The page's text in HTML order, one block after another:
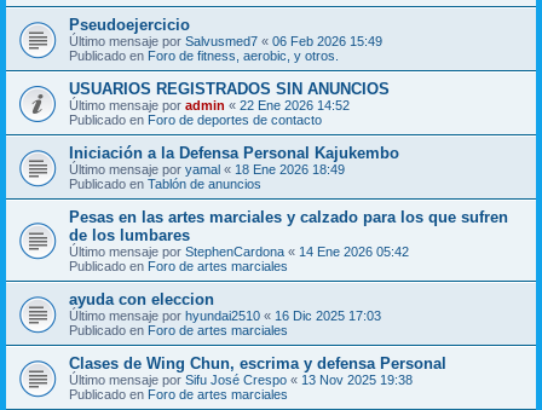
Pseudoejercicio
Último mensaje por Salvusmed7 « 06 Feb 2026 15:49
Publicado en Foro de fitness, aerobic, y otros.
USUARIOS REGISTRADOS SIN ANUNCIOS
Último mensaje por admin « 22 Ene 2026 14:52
Publicado en Foro de deportes de contacto
Iniciación a la Defensa Personal Kajukembo
Último mensaje por yamal « 18 Ene 2026 18:49
Publicado en Tablón de anuncios
Pesas en las artes marciales y calzado para los que sufren
de los lumbares
Último mensaje por StephenCardona « 14 Ene 2026 05:42
Publicado en Foro de artes marciales
ayuda con eleccion
Último mensaje por hyundai2510 « 16 Dic 2025 17:03
Publicado en Foro de artes marciales
Clases de Wing Chun, escrima y defensa Personal
Último mensaje por Sifu José Crespo « 13 Nov 2025 19:38
Publicado en Foro de artes marciales